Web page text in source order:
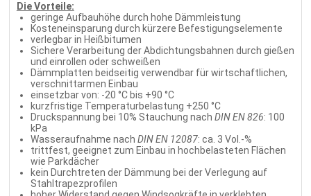
Die Vorteile:
geringe Aufbauhöhe durch hohe Dämmleistung
Kosteneinsparung durch kürzere Befestigungselemente
verlegbar in Heißbitumen
Sichere Verarbeitung der Abdichtungsbahnen durch gießen
und einrollen oder schweißen
Dämmplatten beidseitig verwendbar für wirtschaftlichen,
verschnittarmen Einbau
einsetzbar von: -20 °C bis +90 °C
kurzfristige Temperaturbelastung +250 °C
Druckspannung bei 10% Stauchung nach DIN EN 826: 100
kPa
Wasseraufnahme nach DIN EN 12087: ca. 3 Vol.-%
trittfest, geeignet zum Einbau in hochbelasteten Flächen
wie Parkdächer
kein Durchtreten der Dämmung bei der Verlegung auf
Stahltrapezprofilen